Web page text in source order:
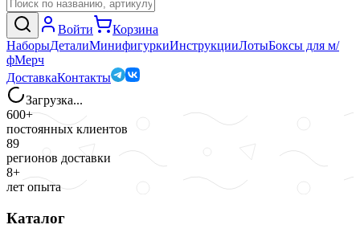
Войти
Корзина
НаборыДеталиМинифигуркиИнструкцииЛотыБоксы для м/
фМерч
ДоставкаКонтакты
Загрузка...
600+
постоянных клиентов
89
регионов доставки
8+
лет опыта
Каталог